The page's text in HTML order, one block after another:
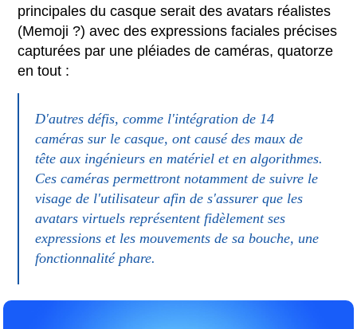
principales du casque serait des avatars réalistes
(Memoji ?) avec des expressions faciales précises
capturées par une pléiades de caméras, quatorze
en tout :
D'autres défis, comme l'intégration de 14
caméras sur le casque, ont causé des maux de
tête aux ingénieurs en matériel et en algorithmes.
Ces caméras permettront notamment de suivre le
visage de l'utilisateur afin de s'assurer que les
avatars virtuels représentent fidèlement ses
expressions et les mouvements de sa bouche, une
fonctionnalité phare.